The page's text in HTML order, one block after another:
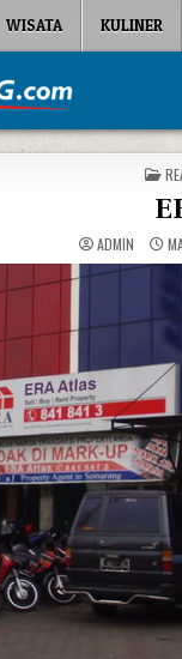
WISATA KULINER
ADMIN